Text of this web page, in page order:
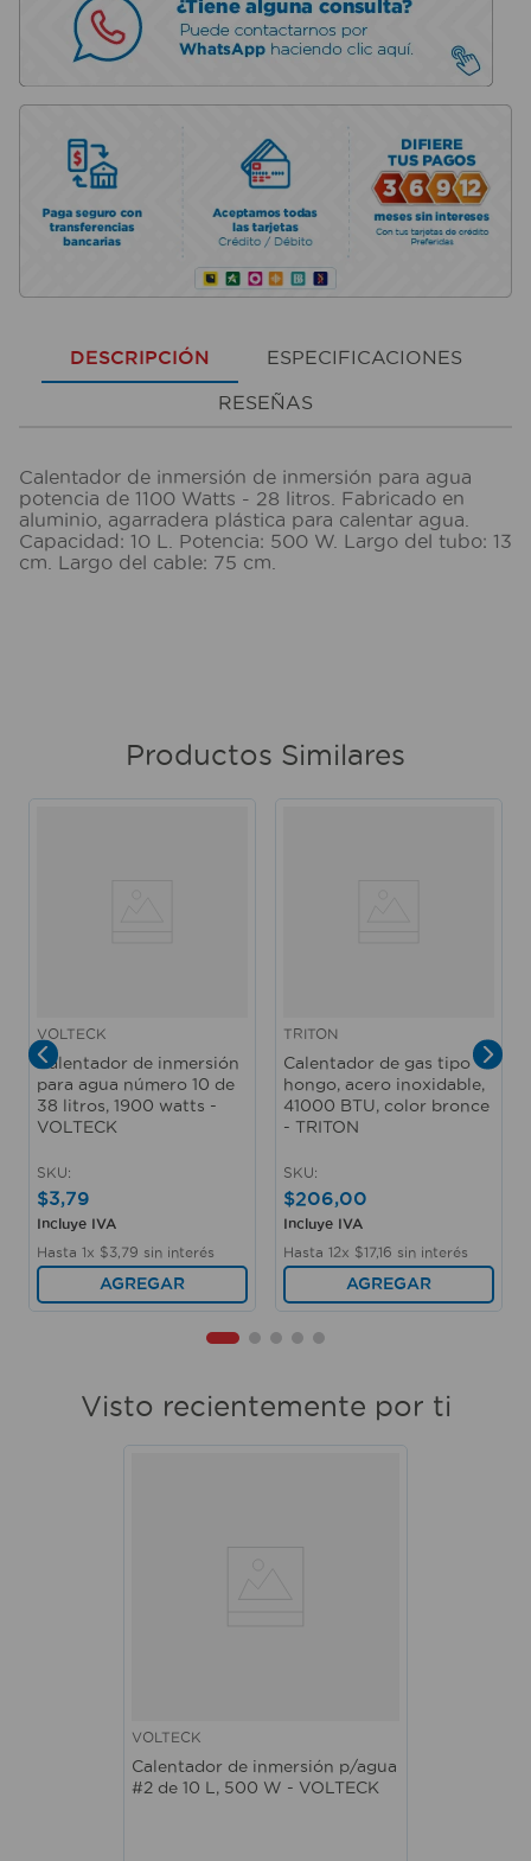
DESCRIPCIÓN ESPECIFICACIONES
RESEÑAS
Calentador de inmersión de inmersión para agua
potencia de 1100 Watts - 28 litros. Fabricado en
aluminio, agarradera plástica para calentar agua.
Capacidad: 10 L. Potencia: 500 W. Largo del tubo: 13
cm. Largo del cable: 75 cm.
Productos Similares
VOLTECK
Calentador de inmersión
para agua número 10 de
38 litros, 1900 watts -
VOLTECK
SKU:
$3,79
Incluye IVA
Hasta 1x $3 79 sin interés
AGREGAR
TRITON
Calentador de gas tipo
hongo, acero inoxidable,
41000 BTU, color bronce
- TRITON
SKU:
$206,00
Incluye IVA
Hasta 12x $17,16 sin interés
AGREGAR
Visto recientemente por ti
VOLTECK
Calentador de inmersión p/agua
#2 de 10 L, 500 W - VOLTECK